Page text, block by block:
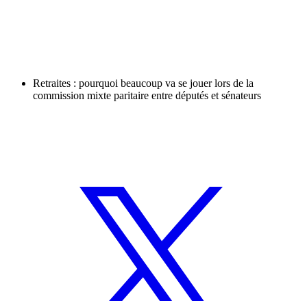
Retraites : pourquoi beaucoup va se jouer lors de la
commission mixte paritaire entre députés et sénateurs